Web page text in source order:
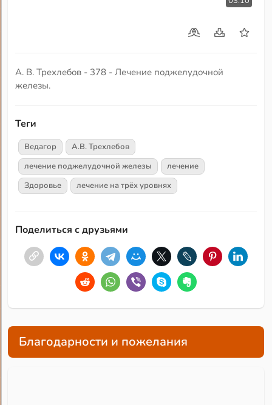
А. В. Трехлебов - 378 - Лечение поджелудочной
железы.
Теги
Ведагор
А.В. Трехлебов
лечение поджелудочной железы
лечение
Здоровье
лечение на трёх уровнях
Поделиться с друзьями
Благодарности и пожелания